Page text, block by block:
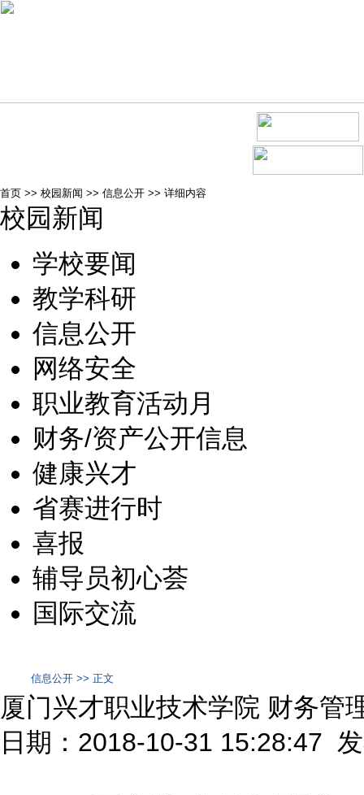
首页 >> 校园新闻 >> 信息公开 >> 详细内容
校园新闻
学校要闻
教学科研
信息公开
网络安全
职业教育活动月
财务/资产公开信息
健康兴才
省赛进行时
喜报
辅导员初心荟
国际交流
信息公开 >> 正文
厦门兴才职业技术学院 财务管
日期：2018-10-31 15:28:47